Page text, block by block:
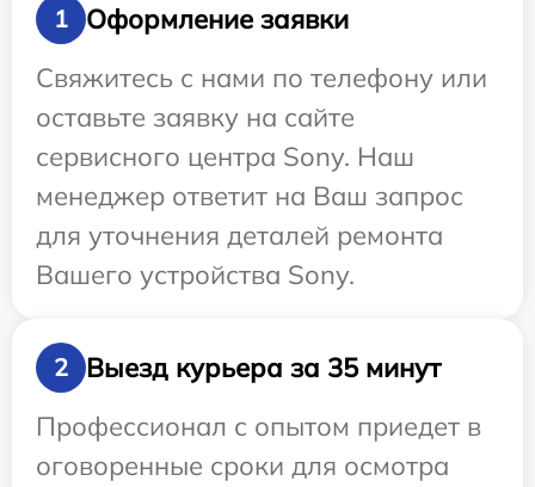
1
Оформление заявки
Свяжитесь с нами по телефону или
оставьте заявку на сайте
сервисного центра Sony. Наш
менеджер ответит на Ваш запрос
для уточнения деталей ремонта
Вашего устройства Sony.
2
Выезд курьера за 35 минут
Профессионал с опытом приедет в
оговоренные сроки для осмотра